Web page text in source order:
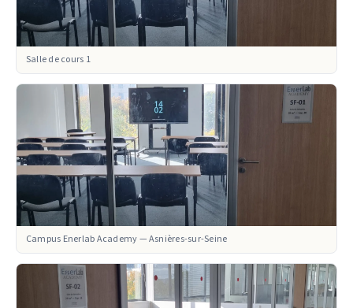
Salle de cours 1
Campus Enerlab Academy — Asnières-sur-Seine